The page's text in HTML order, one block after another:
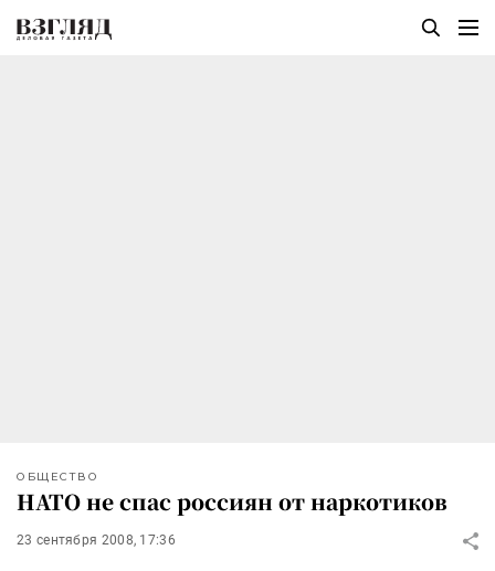
ОБЩЕСТВО
НАТО не спас россиян от наркотиков
23 сентября 2008, 17:36